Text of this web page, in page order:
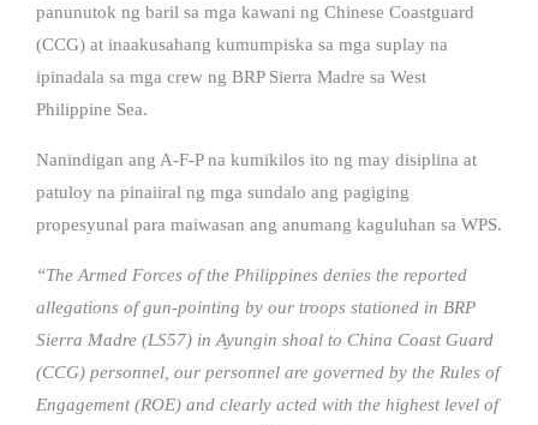
panunutok ng baril sa mga kawani ng Chinese Coastguard
(CCG) at inaakusahang kumumpiska sa mga suplay na
ipinadala sa mga crew ng BRP Sierra Madre sa West
Philippine Sea.
Nanindigan ang A-F-P na kumikilos ito ng may disiplina at
patuloy na pinaiiral ng mga sundalo ang pagiging
propesyunal para maiwasan ang anumang kaguluhan sa WPS.
“The Armed Forces of the Philippines denies the reported
allegations of gun-pointing by our troops stationed in BRP
Sierra Madre (LS57) in Ayungin shoal to China Coast Guard
(CCG) personnel, our personnel are governed by the Rules of
Engagement (ROE) and clearly acted with the highest level of